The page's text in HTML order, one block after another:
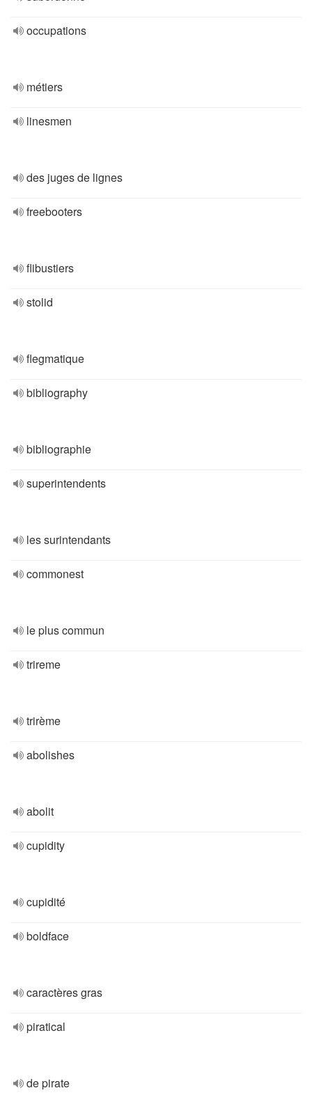
occupations
métiers
linesmen
des juges de lignes
freebooters
flibustiers
stolid
flegmatique
bibliography
bibliographie
superintendents
les surintendants
commonest
le plus commun
trireme
trirème
abolishes
abolit
cupidity
cupidité
boldface
caractères gras
piratical
de pirate